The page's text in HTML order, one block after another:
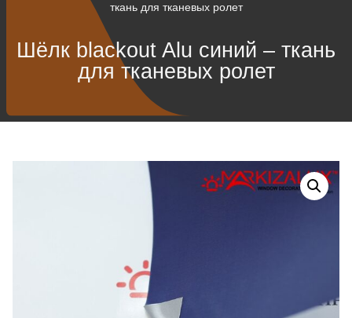
ткань для тканевых ролет
Шёлк blackout Alu синий – ткань
для тканевых ролет